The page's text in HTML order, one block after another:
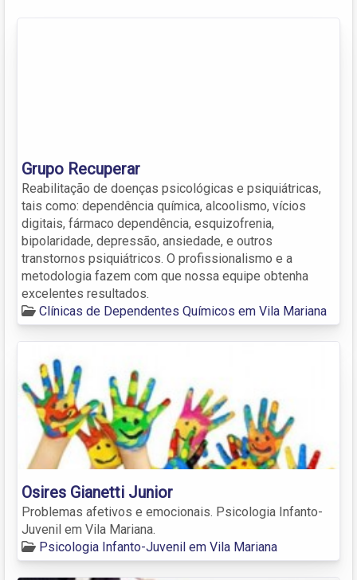
Grupo Recuperar
Reabilitação de doenças psicológicas e psiquiátricas,
tais como: dependência química, alcoolismo, vícios
digitais, fármaco dependência, esquizofrenia,
bipolaridade, depressão, ansiedade, e outros
transtornos psiquiátricos. O profissionalismo e a
metodologia fazem com que nossa equipe obtenha
excelentes resultados.
Clínicas de Dependentes Químicos em Vila Mariana
Osires Gianetti Junior
Problemas afetivos e emocionais. Psicologia Infanto-
Juvenil em Vila Mariana.
Psicologia Infanto-Juvenil em Vila Mariana